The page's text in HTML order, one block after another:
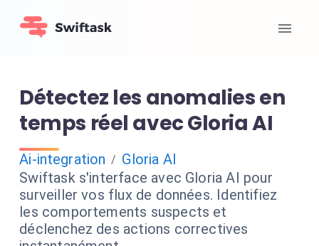
Détectez les anomalies en
temps réel avec Gloria AI
Ai-integration / Gloria AI
Swiftask s'interface avec Gloria AI pour
surveiller vos flux de données. Identifiez
les comportements suspects et
déclenchez des actions correctives